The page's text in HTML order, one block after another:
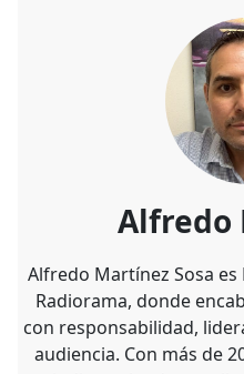
Alfredo
Alfredo Martínez Sosa
Radiorama, donde
con responsabilidad,
audiencia. Con más de